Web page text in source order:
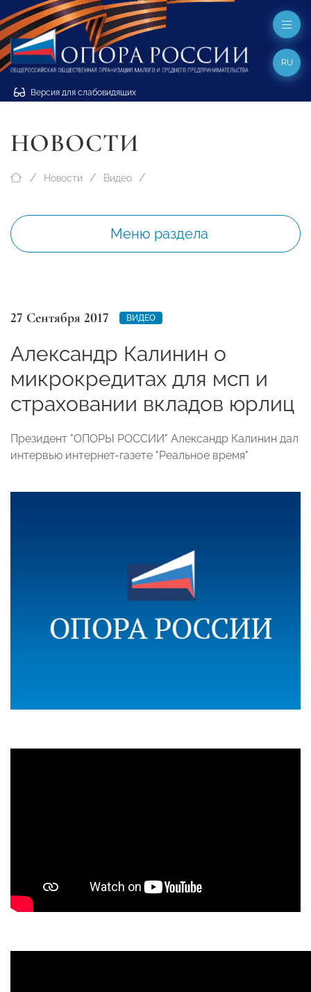
Версия для слабовидящих
RU
НОВОСТИ
Новости Видео
Меню раздела
27 Сентября 2017 ВИДЕО
Александр Калинин о
микрокредитах для мсп и
страховании вкладов юрлиц
Президент "ОПОРЫ РОССИИ" Александр Калинин дал
интервью интернет-газете "Реальное время"